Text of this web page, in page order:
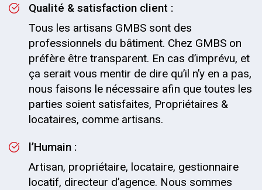
Qualité & satisfaction client :
Tous les artisans GMBS sont des
professionnels du bâtiment. Chez GMBS on
préfère être transparent. En cas d’imprévu, et
ça serait vous mentir de dire qu’il n’y en a pas,
nous faisons le nécessaire afin que toutes les
parties soient satisfaites, Propriétaires &
locataires, comme artisans.
l’Humain :
Artisan, propriétaire, locataire, gestionnaire
locatif, directeur d’agence. Nous sommes